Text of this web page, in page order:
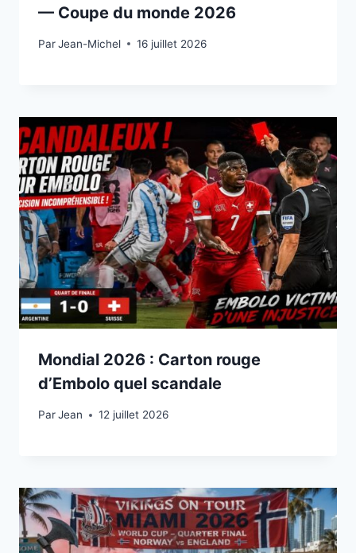
— Coupe du monde 2026
ParJean-Michel
15 juillet 2026 16 juillet 2026
Mondial 2026 : Carton rouge
d’Embolo quel scandale
ParJean
12 juillet 202612 juillet 2026